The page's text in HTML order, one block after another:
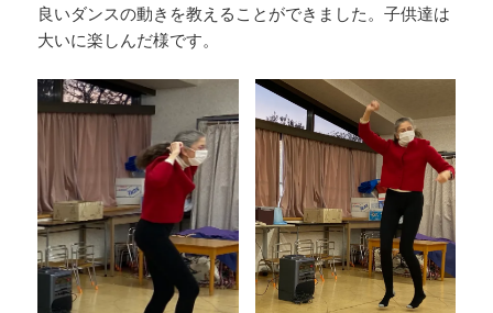
良いダンスの動きを教えることができました。子供達は
大いに楽しんだ様です。